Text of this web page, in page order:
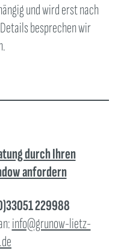
und wird erst nach
besprechen wir
durch Ihren
anfordern
229988
info@grunow-lietz-